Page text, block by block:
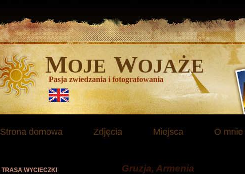
MOJE WOJAŻE
Pasja zwiedzania i fotografowania
Strona domowa Zdjęcia Miejsca O mnie
TRASA WYCIECZKI Gruzja, Armenia